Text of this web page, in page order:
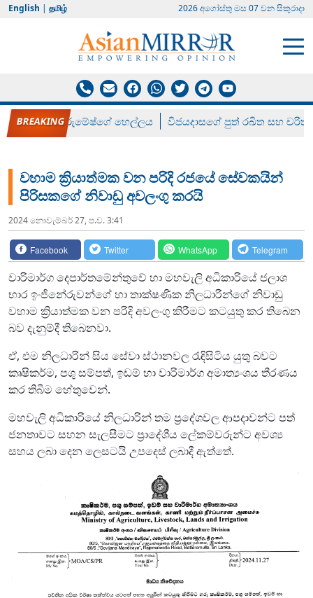
English | தமிழ் 2026 අගෝස්‍තු මස 07 වන සිකුරාදා
රන් ගෙනා රුමේෂ්ගේ හෙල්ලය විජයදාසගේ පුත් රඛිත සහ චරිත්
වහාම ක්‍රියාත්මක වන පරිදි රජයේ සේවකයින්
පිරිසකගේ නිවාඩු අවලංගු කරයි
2024 නොවැම්‍බර් 27, ප.ව. 3:41
Facebook Twitter WhatsApp Telegram
වාරිමාර්ග දෙපාර්තමේන්තුවේ හා මහවැලි අධිකාරියේ ජලාශ
භාර ඉංජිනේරුවන්ගේ හා තාක්ෂණික නිලධාරීන්ගේ නිවාඩු
වහාම ක්‍රියාත්මක වන පරිදි අවලංගු කිරීමට කටයුතු කර තිබෙන
බව දැනුම්දී තිබෙනවා.
ඒ, එම නිලධාරින් සිය සේවා ස්ථානවල රැඳිසිටිය යුතු බවට
කෘෂිකර්ම, පශු සම්පත්, ඉඩම් හා වාරිමාර්ග අමාත්‍යංශය තීරණය
කර තිබීම හේතුවෙන්.
මහවැලි අධිකාරියේ නිලධාරින් තම ප්‍රදේශවල ආපදාවන්ට පත්
ජනතාවට සහන සැලසීමට ප්‍රාදේශීය ලේකම්වරුන්ට අවශ්‍ය
සහය ලබා දෙන ලෙසටයි උපදෙස් ලබාදී ඇත්තේ.